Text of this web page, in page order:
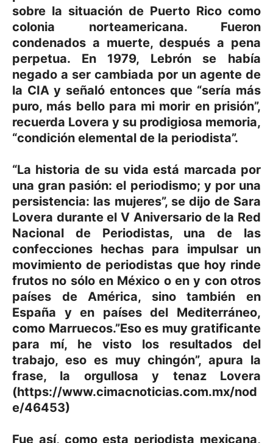
sobre la situación de Puerto Rico como
colonia norteamericana. Fueron
condenados a muerte, después a pena
perpetua. En 1979, Lebrón se había
negado a ser cambiada por un agente de
la CIA y señaló entonces que “sería más
puro, más bello para mi morir en prisión”,
recuerda Lovera y su prodigiosa memoria,
“condición elemental de la periodista”.
“La historia de su vida está marcada por
una gran pasión: el periodismo; y por una
persistencia: las mujeres”, se dijo de Sara
Lovera durante el V Aniversario de la Red
Nacional de Periodistas, una de las
confecciones hechas para impulsar un
movimiento de periodistas que hoy rinde
frutos no sólo en México o en y con otros
países de América, sino también en
España y en países del Mediterráneo,
como Marruecos.”Eso es muy gratificante
para mí, he visto los resultados del
trabajo, eso es muy chingón”, apura la
frase, la orgullosa y tenaz Lovera
(https://www.cimacnoticias.com.mx/nod
e/46453)
Fue así, como esta periodista mexicana,